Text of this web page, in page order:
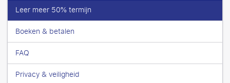
Leer meer 50% termijn
Boeken & betalen
FAQ
Privacy & veiligheid